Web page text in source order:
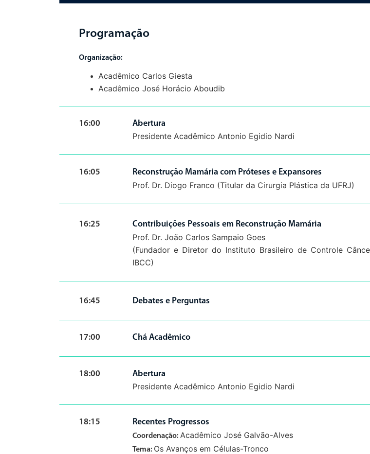
Programação
Organização:
Acadêmico Carlos Giesta
Acadêmico José Horácio Aboudib
16:00 Abertura
Presidente Acadêmico Antonio Egidio Nardi
16:05 Reconstrução Mamária com Próteses e Expansores
Prof. Dr. Diogo Franco (Titular da Cirurgia Plástica da UFRJ)
16:25 Contribuições Pessoais em Reconstrução Mamária
Prof. Dr. João Carlos Sampaio Goes
(Fundador e Diretor do Instituto Brasileiro de Controle
IBCC)
16:45 Debates e Perguntas
17:00 Chá Acadêmico
18:00 Abertura
Presidente Acadêmico Antonio Egidio Nardi
18:15 Recentes Progressos
Coordenação: Acadêmico José Galvão-Alves
Tema: Os Avanços em Células-Tronco